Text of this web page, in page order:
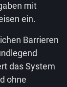
mit
ein.
Barrieren
das System
ohne